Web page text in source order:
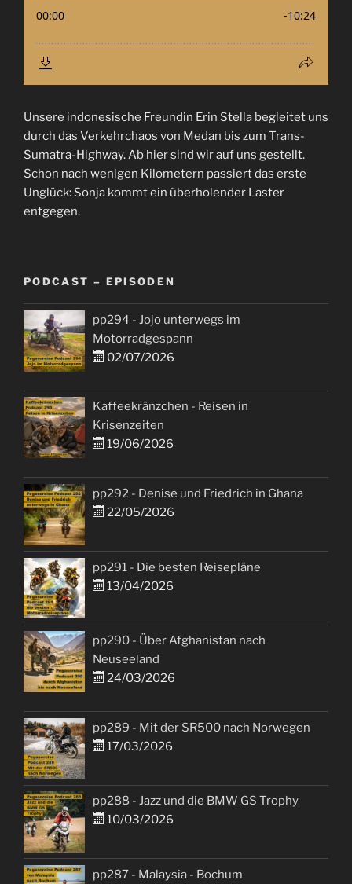
Unsere indonesische Freundin Erin Stella begleitet uns
durch das Verkehrchaos von Medan bis zum Trans-
Sumatra-Highway. Ab hier sind wir auf uns gestellt.
Schon nach wenigen Kilometern passiert das erste
Unglück: Sonja kommt ein überholender Laster
entgegen.
PODCAST – EPISODEN
pp294 - Jojo unterwegs im
Motorradgespann
02/07/2026
Kaffeekränzchen - Reisen in
Krisenzeiten
19/06/2026
pp292 - Denise und Friedrich in Ghana
22/05/2026
pp291 - Die besten Reisepläne
13/04/2026
pp290 - Über Afghanistan nach
Neuseeland
24/03/2026
pp289 - Mit der SR500 nach Norwegen
17/03/2026
pp288 - Jazz und die BMW GS Trophy
10/03/2026
pp287 - Malaysia - Bochum